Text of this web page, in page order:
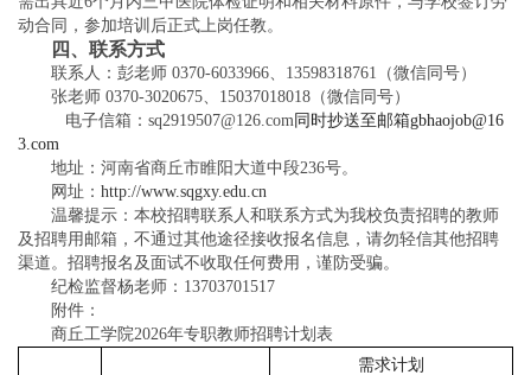
动合同，参加培训后正式上岗任教。
四、联系方式
联系人：彭老师 0370-6033966、13598318761（微信同号）
张老师 0370-3020675、15037018018（微信同号）
电子信箱：sq2919507@126.com 同时抄送至邮箱gbhaojob@16
3.com
地址：河南省商丘市睢阳大道中段236号。
网址： http://www.sqgxy.edu.cn
温馨提示：本校招聘联系人和联系方式为我校负责招聘的教师
及招聘用邮箱，不通过其他途径接收报名信息，请勿轻信其他招聘
渠道。招聘报名及面试不收取任何费用，谨防受骗。
纪检监督杨老师： 13703701517
附件：
商丘工学院2026年专职教师招聘计划表
需求计划